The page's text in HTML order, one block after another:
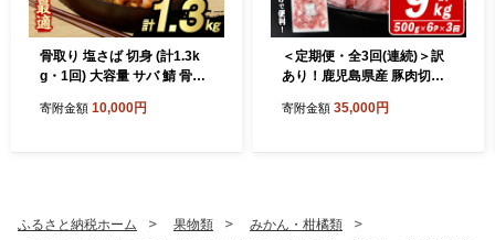
骨取り 塩さば 切身 (計1.3k
g・1回) 大容量 サバ 鯖 骨ぬ
おかず 惣菜 焼き魚 お弁当 切
寄附金額 10,000円
＜定期便・全3回(連続)＞訳
あり！鹿児島県産 豚肉切り
こま切れ 国産 鹿児島県産 豚
寄附金額 35,000円
ふるさと納税ホーム 果物類
みかん・柑橘類